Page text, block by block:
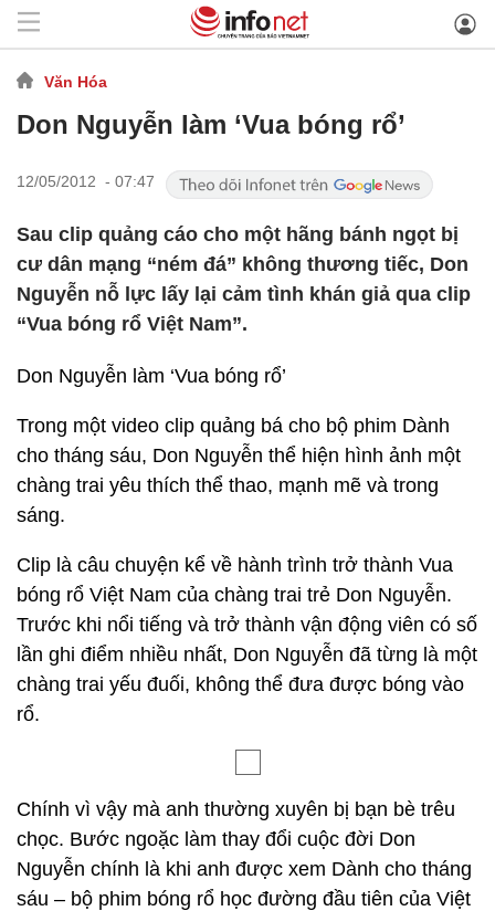
Văn Hóa
Don Nguyễn làm ‘Vua bóng rổ’
12/05/2012 - 07:47
Sau clip quảng cáo cho một hãng bánh ngọt bị
cư dân mạng “ném đá” không thương tiếc, Don
Nguyễn nỗ lực lấy lại cảm tình khán giả qua clip
“Vua bóng rổ Việt Nam”.
Don Nguyễn làm ‘Vua bóng rổ’
Trong một video clip quảng bá cho bộ phim Dành
cho tháng sáu, Don Nguyễn thể hiện hình ảnh một
chàng trai yêu thích thể thao, mạnh mẽ và trong
sáng.
Clip là câu chuyện kể về hành trình trở thành Vua
bóng rổ Việt Nam của chàng trai trẻ Don Nguyễn.
Trước khi nổi tiếng và trở thành vận động viên có số
lần ghi điểm nhiều nhất, Don Nguyễn đã từng là một
chàng trai yếu đuối, không thể đưa được bóng vào
rổ.
Chính vì vậy mà anh thường xuyên bị bạn bè trêu
chọc. Bước ngoặc làm thay đổi cuộc đời Don
Nguyễn chính là khi anh được xem Dành cho tháng
sáu – bộ phim bóng rổ học đường đầu tiên của Việt